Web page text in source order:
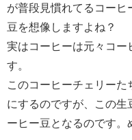
が普段見慣れてるコーヒ
豆を想像しますよね？
実はコーヒーは元々コー
す。
このコーヒーチェリー
にするのですが、この生
ーヒー豆となるのです